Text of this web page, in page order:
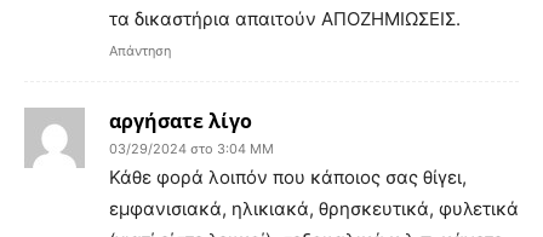
τα δικαστήρια απαιτούν ΑΠΟΖΗΜΙΩΣΕΙΣ.
Απάντηση
αργήσατε λίγο
03/29/2024 στο 3:04 ΜΜ
Κάθε φορά λοιπόν που κάποιος σας θίγει,
εμφανισιακά, ηλικιακά, θρησκευτικά, φυλετικά